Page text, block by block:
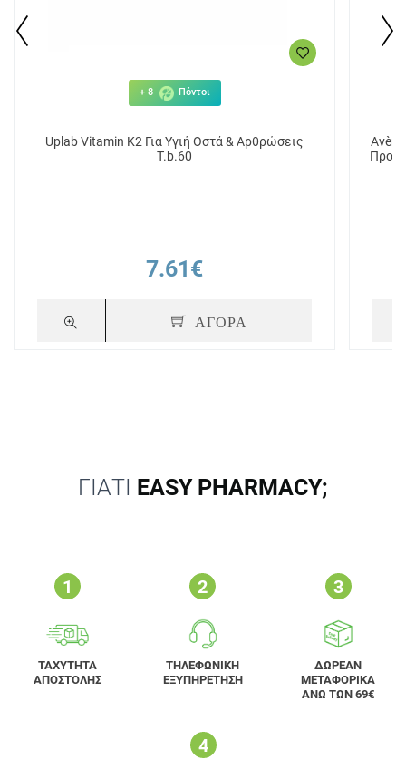
+ 8 Πόντοι
Uplab Vitamin K2 Για Υγιή Οστά & Αρθρώσεις
T.b.60
7.61€
ΑΓΟΡΑ
ΓΙΑΤΙ EASY PHARMACY;
ΤΑΧΥΤΗΤΑ
ΑΠΟΣΤΟΛΗΣ
ΤΗΛΕΦΩΝΙΚΗ
ΕΞΥΠΗΡΕΤΗΣΗ
ΔΩΡΕΑΝ
ΜΕΤΑΦΟΡΙΚΑ
ΑΝΩ ΤΩΝ 69€